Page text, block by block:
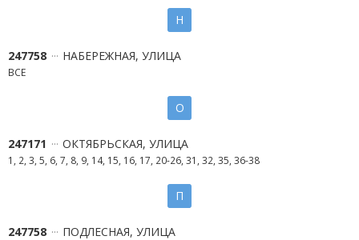
Н
247758 НАБЕРЕЖНАЯ, УЛИЦА
ВСЕ
О
247171 ОКТЯБРЬСКАЯ, УЛИЦА
1, 2, 3, 5, 6, 7, 8, 9, 14, 15, 16, 17, 20-26, 31, 32, 35, 36-38
П
247758 ПОДЛЕСНАЯ, УЛИЦА